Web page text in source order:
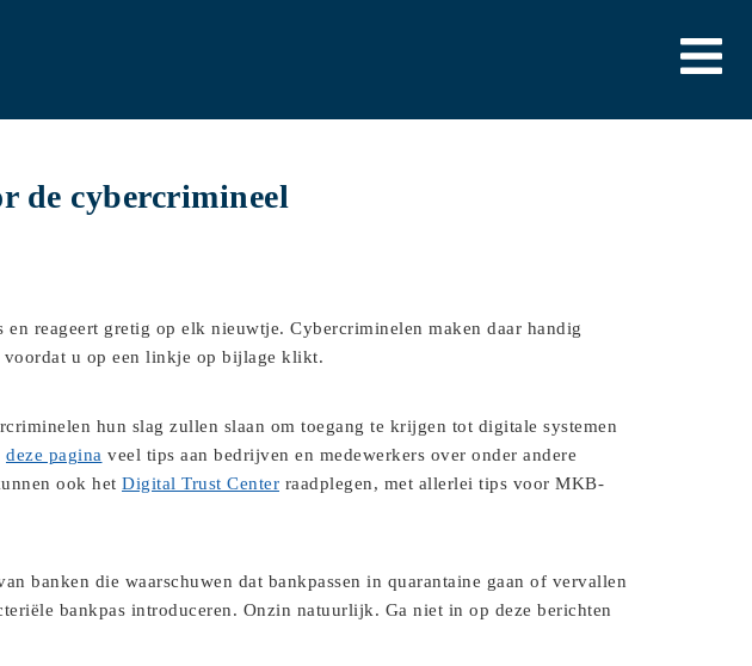
de cybercrimineel
reageert gretig op elk nieuwtje. Cybercriminelen maken daar handig
u op een linkje op bijlage klikt.
hun slag zullen slaan om toegang te krijgen tot digitale systemen
deze pagina veel tips aan bedrijven en medewerkers over onder andere
ook het Digital Trust Center raadplegen, met allerlei tips voor MKB-
banken die waarschuwen dat bankpassen in quarantaine gaan of vervallen
bankpas introduceren. Onzin natuurlijk. Ga niet in op deze berichten